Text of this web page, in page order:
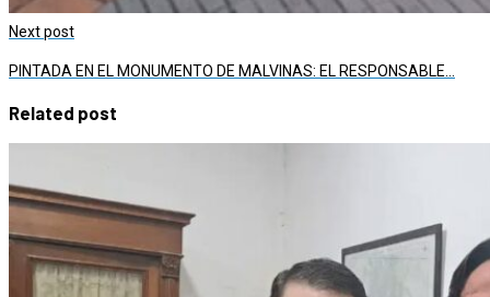
Next post
PINTADA EN EL MONUMENTO DE MALVINAS: EL RESPONSABLE…
Related post